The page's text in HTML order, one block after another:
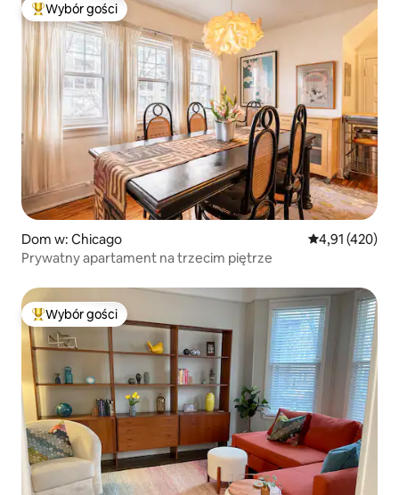
Najpopularniejsze z kategorii Wybór gości
Wybór gości
Dom w: Chicago Średnia
4,91 (420)
Prywatny apartament na trzecim piętrze
Najpopularniejsze z kategorii Wybór gości
Wybór gości